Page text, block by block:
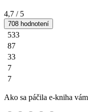
4,7 / 5
708 hodnotení
533
87
33
7
7
Ako sa páčila e-kniha